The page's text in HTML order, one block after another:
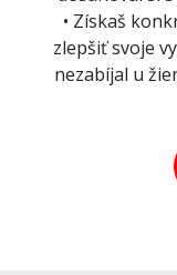
• Získaš
zlepšiť svoje
nezabíjal u